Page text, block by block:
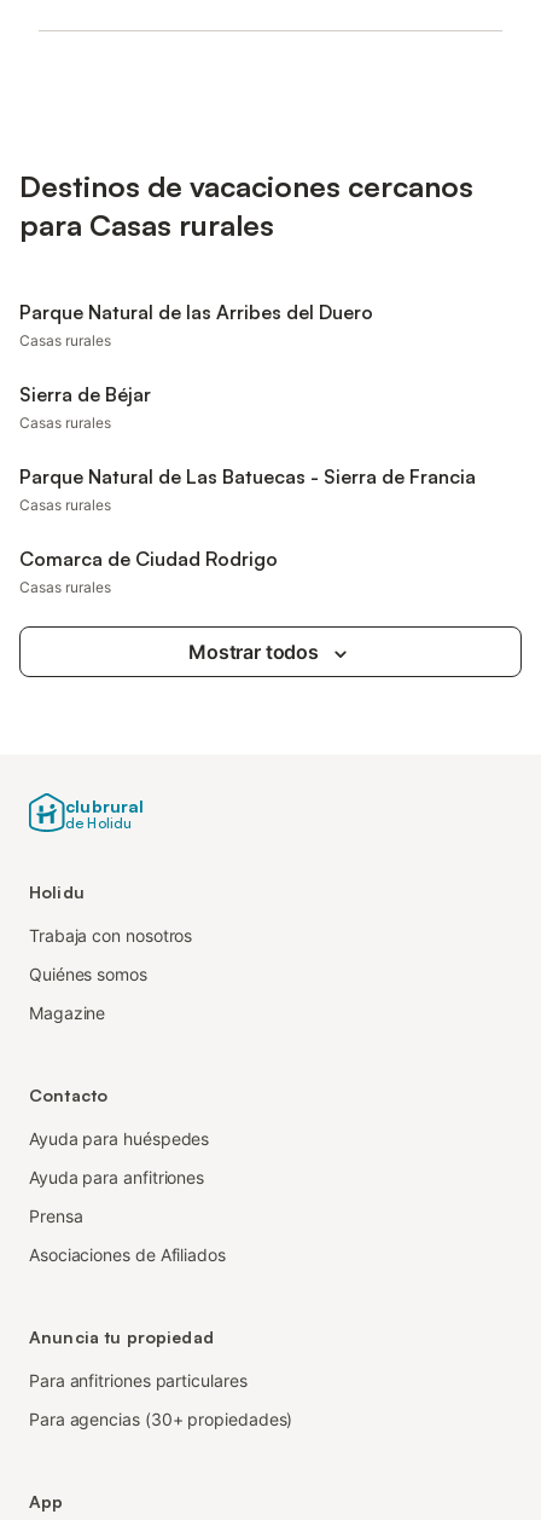
Destinos de vacaciones cercanos
para Casas rurales
Parque Natural de las Arribes del Duero
Casas rurales
Sierra de Béjar
Casas rurales
Parque Natural de Las Batuecas - Sierra de Francia
Casas rurales
Comarca de Ciudad Rodrigo
Casas rurales
Mostrar todos
clubrural
de Holidu
Holidu
Trabaja con nosotros
Quiénes somos
Magazine
Contacto
Ayuda para huéspedes
Ayuda para anfitriones
Prensa
Asociaciones de Afiliados
Anuncia tu propiedad
Para anfitriones particulares
Para agencias (30+ propiedades)
App